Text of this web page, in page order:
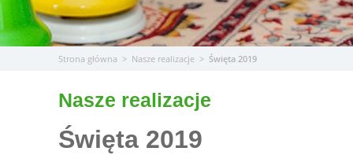
Strona główna > Nasze realizacje > Święta 2019
Nasze realizacje
Święta 2019